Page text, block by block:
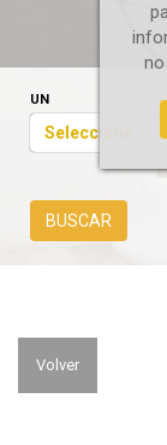
UN
Seleccione...
BUSCAR
Volver